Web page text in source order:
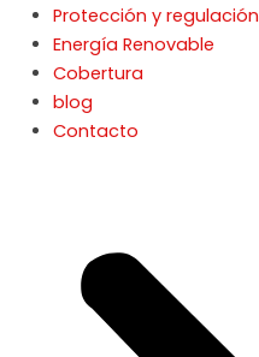
Protección y regulación
Energía Renovable
Cobertura
blog
Contacto